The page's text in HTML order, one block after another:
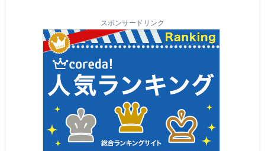
スポンサードリンク